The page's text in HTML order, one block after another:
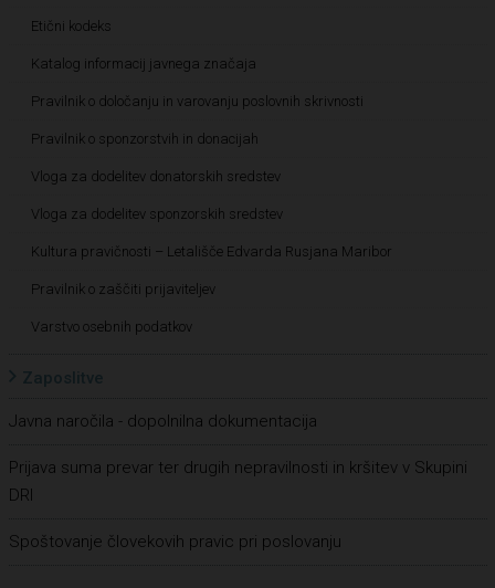
Etični kodeks
Katalog informacij javnega značaja
Pravilnik o določanju in varovanju poslovnih skrivnosti
Pravilnik o sponzorstvih in donacijah
Vloga za dodelitev donatorskih sredstev
Vloga za dodelitev sponzorskih sredstev
Kultura pravičnosti – Letališče Edvarda Rusjana Maribor
Pravilnik o zaščiti prijaviteljev
Varstvo osebnih podatkov
Zaposlitve
Javna naročila - dopolnilna dokumentacija
Prijava suma prevar ter drugih nepravilnosti in kršitev v Skupini
DRI
Spoštovanje človekovih pravic pri poslovanju